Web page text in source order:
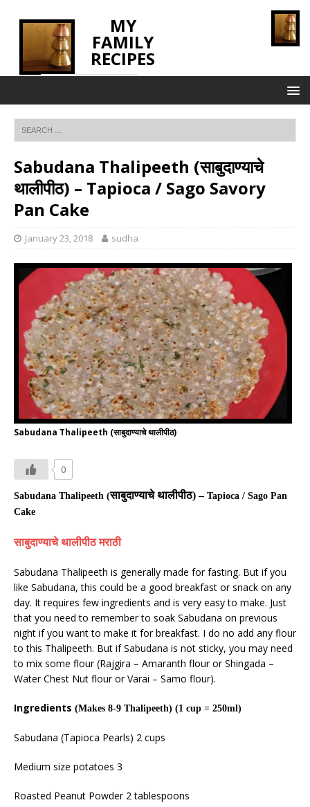
MY
FAMILY
RECIPES
Sabudana Thalipeeth (साबुदाण्याचे
थालीपीठ) – Tapioca / Sago Savory
Pan Cake
January 23, 2018 sudha
Sabudana Thalipeeth (साबुदाण्याचे थालीपीठ)
0
Sabudana Thalipeeth (साबुदाण्याचे थालीपीठ) – Tapioca / Sago Pan
Cake
साबुदाण्याचे थालीपीठ मराठी
Sabudana Thalipeeth is generally made for fasting. But if you
like Sabudana, this could be a good breakfast or snack on any
day. It requires few ingredients and is very easy to make. Just
that you need to remember to soak Sabudana on previous
night if you want to make it for breakfast. I do no add any flour
to this Thalipeeth. But if Sabudana is not sticky, you may need
to mix some flour (Rajgira – Amaranth flour or Shingada –
Water Chest Nut flour or Varai – Samo flour).
Ingredients (Makes 8-9 Thalipeeth) (1 cup = 250ml)
Sabudana (Tapioca Pearls) 2 cups
Medium size potatoes 3
Roasted Peanut Powder 2 tablespoons